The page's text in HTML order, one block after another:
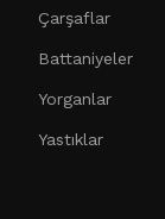
Çarşaflar
Battaniyeler
Yorganlar
Yastıklar